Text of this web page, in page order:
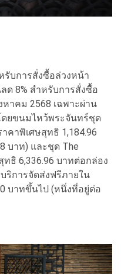
บการสั่งซื้อล่วงหน้า
ลด 8% สำหรับการสั่งซื้อ
าคม 2568 เฉพาะผ่าน
ดยขนมไหว้พระจันทร์ชุด
คาพิเศษสุทธิ 1,184.96
บาท) และชุด The
ทธิ 6,336.96 บาทต่อกล่อง
ริการจัดส่งฟรีภายใน
บาทขึ้นไป (หนึ่งที่อยู่ต่อ